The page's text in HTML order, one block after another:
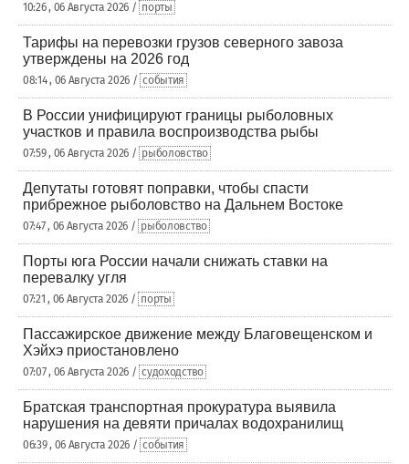
10:26 , 06 Августа 2026 / порты
Тарифы на перевозки грузов северного завоза
утверждены на 2026 год
08:14 , 06 Августа 2026 / события
В России унифицируют границы рыболовных
участков и правила воспроизводства рыбы
07:59 , 06 Августа 2026 / рыболовство
Депутаты готовят поправки, чтобы спасти
прибрежное рыболовство на Дальнем Востоке
07:47 , 06 Августа 2026 / рыболовство
Порты юга России начали снижать ставки на
перевалку угля
07:21 , 06 Августа 2026 / порты
Пассажирское движение между Благовещенском и
Хэйхэ приостановлено
07:07 , 06 Августа 2026 / судоходство
Братская транспортная прокуратура выявила
нарушения на девяти причалах водохранилищ
06:39 , 06 Августа 2026 / события